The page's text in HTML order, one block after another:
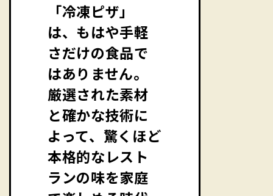
「冷凍ピザ」
は、もはや手軽
さだけの食品で
はありません。
厳選された素材
と確かな技術に
よって、驚くほど
本格的なレスト
ランの味を家庭